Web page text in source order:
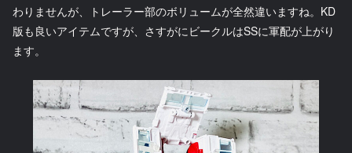
わりませんが、トレーラー部のボリュームが全然違いますね。KD
版も良いアイテムですが、さすがにビークルはSSに軍配が上がり
ます。